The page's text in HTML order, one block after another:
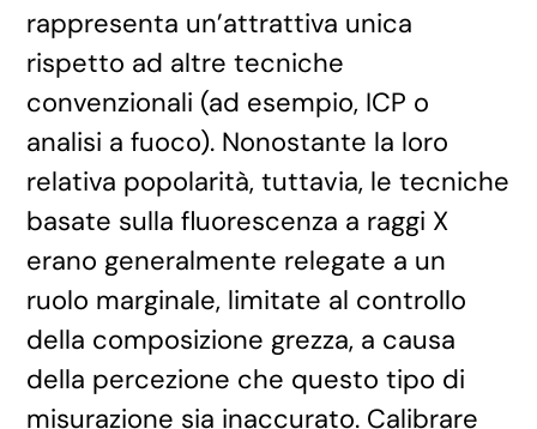
rappresenta un’attrattiva unica
rispetto ad altre tecniche
convenzionali (ad esempio, ICP o
analisi a fuoco). Nonostante la loro
relativa popolarità, tuttavia, le tecniche
basate sulla fluorescenza a raggi X
erano generalmente relegate a un
ruolo marginale, limitate al controllo
della composizione grezza, a causa
della percezione che questo tipo di
misurazione sia inaccurato. Calibrare